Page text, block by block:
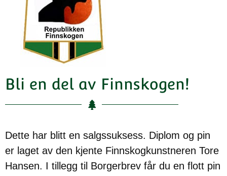
Bli en del av Finnskogen!
Dette har blitt en salgssuksess. Diplom og pin
er laget av den kjente Finnskogkunstneren Tore
Hansen. I tillegg til Borgerbrev får du en flott pin